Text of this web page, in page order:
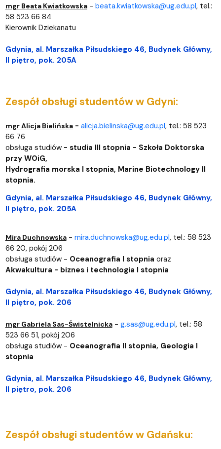
mgr Beata Kwiatkowska- beata.kwiatkowska@ug.edu.pl, tel.:
58 523 66 84
Kierownik Dziekanatu
Gdynia, al. Marszałka Piłsudskiego 46, Budynek Główny,
II piętro, pok. 205A
Zespół obsługi studentów w Gdyni:
mgr Alicja Bielińska- alicja.bielinska@ug.edu.pl, tel.: 58 523
66 76
obsługa studiów- studia III stopnia - Szkoła Doktorska
przy WOiG,
Hydrografia morska I stopnia, Marine Biotechnology II
stopnia.
Gdynia, al. Marszałka Piłsudskiego 46, Budynek Główny,
II piętro, pok. 205A
Mira Duchnowska- mira.duchnowska@ug.edu.pl, tel.: 58 523
66 20, pokój 206
obsługa studiów - Oceanografia I stopnia oraz
Akwakultura - biznes i technologia I stopnia
Gdynia, al. Marszałka Piłsudskiego 46, Budynek Główny,
II piętro, pok. 206
mgr Gabriela Sas-Świstelnicka- g.sas@ug.edu.pl, tel.: 58
523 66 51, pokój 206
obsługa studiów - Oceanografia II stopnia, Geologia I
stopnia
Gdynia, al. Marszałka Piłsudskiego 46, Budynek Główny,
II piętro, pok. 206
Zespół obsługi studentów w Gdańsku: